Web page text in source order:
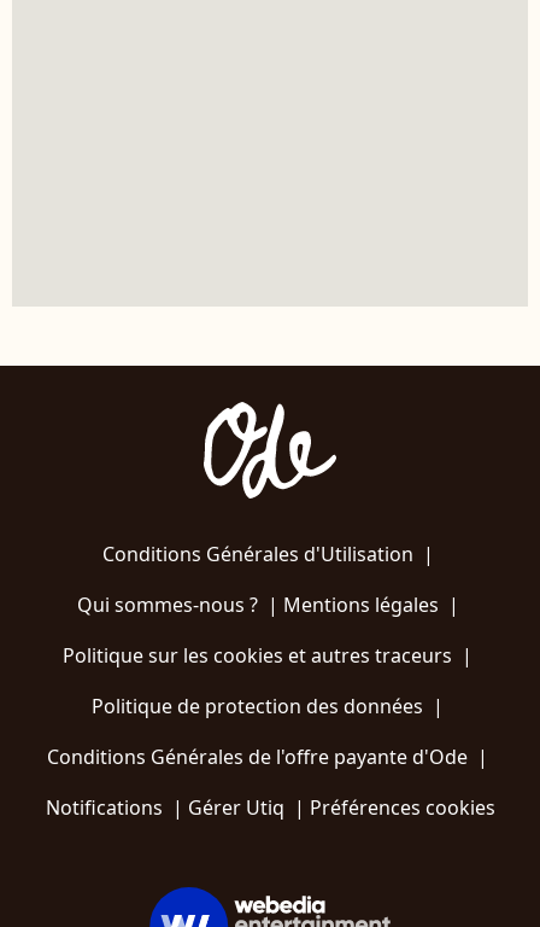
Conditions Générales d'Utilisation |
Qui sommes-nous ?| Mentions légales |
Politique sur les cookies et autres traceurs |
Politique de protection des données |
Conditions Générales de l'offre payante d'Ode |
Notifications | Gérer Utiq | Préférences cookies